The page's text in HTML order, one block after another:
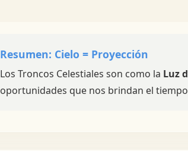
Resumen: Cielo = Proyección
Los Troncos Celestiales son como la Luz
oportunidades que nos brindan el